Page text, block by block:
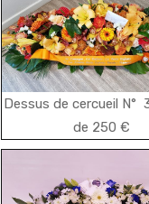
Dessus de cercueil N°
de 250 €